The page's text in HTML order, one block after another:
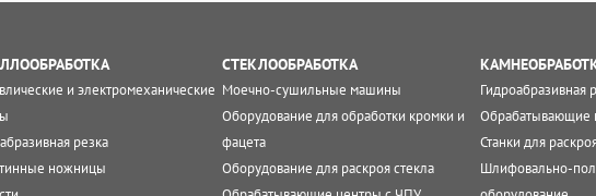
и электромеханические
резка
ножницы
СТЕКЛООБРАБОТКА
Моечно-сушильные машины
Оборудование для обработки кромки и
фацета
Оборудование для раскроя стекла
Гидроабразивная
Обрабатывающие
Станки для
Шлифовально-